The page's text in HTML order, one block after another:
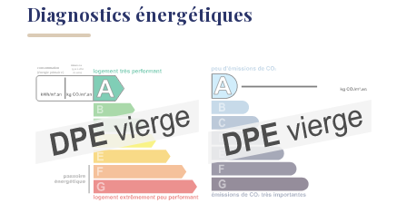
Diagnostics énergétiques